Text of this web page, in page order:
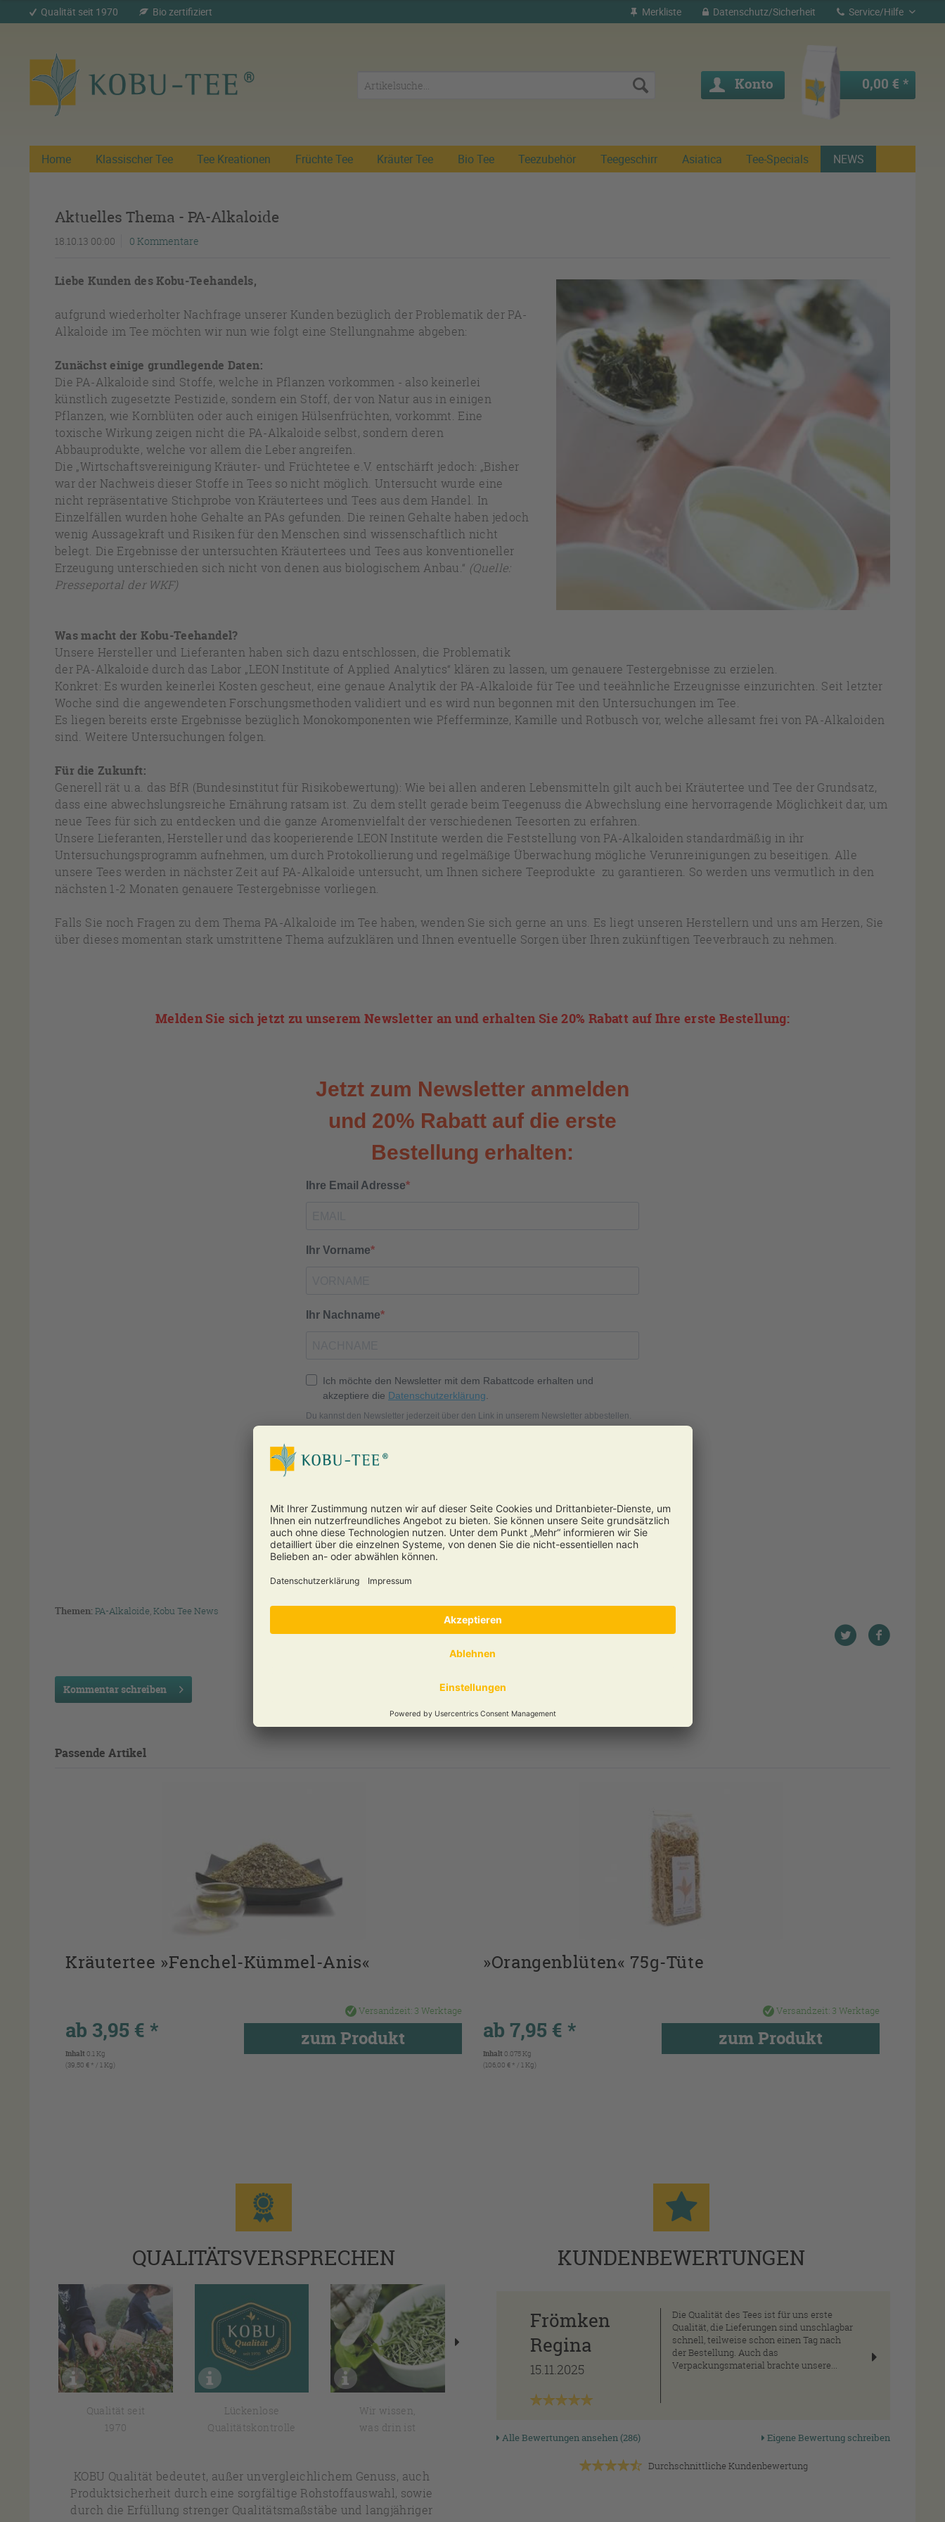
Qualität seit 1970 Bio zertifiziert Merkliste Datenschutz/Sicherheit Service/Hilfe
Konto 0,00 € *
Home Klassischer Tee Tee Kreationen Früchte Tee Kräuter Tee Bio Tee Teezubehör Teegeschirr Asiatica Tee-Specials NEWS
Aktuelles Thema - PA-Alkaloide
18.10.13 00:00 0 Kommentare
Liebe Kunden des Kobu-Teehandels,
aufgrund wiederholter Nachfrage unserer Kunden bezüglich der Problematik der PA-
Alkaloide im Tee möchten wir nun wie folgt eine Stellungnahme abgeben:
Zunächst einige grundlegende Daten:
Die PA-Alkaloide sind Stoffe, welche in Pflanzen vorkommen - also keinerlei
künstlich zugesetzte Pestizide, sondern ein Stoff, der von Natur aus in einigen
Pflanzen, wie Kornblüten oder auch einigen Hülsenfrüchten, vorkommt. Eine
toxische Wirkung zeigen nicht die PA-Alkaloide selbst, sondern deren
Abbauprodukte, welche vor allem die Leber angreifen.
Die „Wirtschaftsvereinigung Kräuter- und Früchtetee e.V. entschärft jedoch: „Bisher
war der Nachweis dieser Stoffe in Tees so nicht möglich. Untersucht wurde eine
nicht repräsentative Stichprobe von Kräutertees und Tees aus dem Handel. In
Einzelfällen wurden hohe Gehalte an PAs gefunden. Die reinen Gehalte haben jedoch
wenig Aussagekraft und Risiken für den Menschen sind wissenschaftlich nicht
belegt. Die Ergebnisse der untersuchten Kräutertees und Tees aus konventioneller
Erzeugung unterschieden sich nicht von denen aus biologischem Anbau.“ (Quelle:
Presseportal der WKF)
Was macht der Kobu-Teehandel?
Unsere Hersteller und Lieferanten haben sich dazu entschlossen, die Problematik
der PA-Alkaloide durch das Labor „LEON Institute of Applied Analytics“ klären zu lassen, um genauere Testergebnisse zu erzielen.
Konkret: Es wurden keinerlei Kosten gescheut, eine genaue Analytik der PA-Alkaloide für Tee und teeähnliche Erzeugnisse einzurichten. Seit letzter
Woche sind die angewendeten Forschungsmethoden validiert und es wird nun begonnen mit den Untersuchungen im Tee.
Es liegen bereits erste Ergebnisse bezüglich Monokomponenten wie Pfefferminze, Kamille und Rotbusch vor, welche allesamt frei von PA-Alkaloiden
sind. Weitere Untersuchungen folgen.
Für die Zukunft:
Generell rät u.a. das BfR (Bundesinstitut für Risikobewertung): Wie bei allen anderen Lebensmitteln gilt auch bei Kräutertee und Tee der Grundsatz,
dass eine abwechslungsreiche Ernährung ratsam ist. Zu dem stellt gerade beim Teegenuss die Abwechslung eine hervorragende Möglichkeit dar, um
neue Tees für sich zu entdecken und die ganze Aromenvielfalt der verschiedenen Teesorten zu erfahren.
Unsere Lieferanten, Hersteller und das kooperierende LEON Institute werden die Feststellung von PA-Alkaloiden standardmäßig in ihr
Untersuchungsprogramm aufnehmen, um durch Protokollierung und regelmäßige Überwachung mögliche Verunreinigungen zu beseitigen. Alle
unsere Tees werden in nächster Zeit auf PA-Alkaloide untersucht, um Ihnen sichere Teeprodukte zu garantieren. So werden uns vermutlich in den
nächsten 1-2 Monaten genauere Testergebnisse vorliegen.
Falls Sie noch Fragen zu dem Thema PA-Alkaloide im Tee haben, wenden Sie sich gerne an uns. Es liegt unseren Herstellern und uns am Herzen, Sie
über dieses momentan stark umstrittene Thema aufzuklären und Ihnen eventuelle Sorgen über Ihren zukünftigen Teeverbrauch zu nehmen.
Melden Sie sich jetzt zu unserem Newsletter an und erhalten Sie 20% Rabatt auf Ihre erste Bestellung:
Themen: PA-Alkaloide,Kobu Tee News
Kommentar schreiben
Passende Artikel
Kräutertee »Fenchel-Kümmel-Anis«
Versandzeit: 3 Werktage
ab 3,95 € *
Inhalt 0.1 Kg
(39,50 € * / 1 Kg)
zum Produkt
»Orangenblüten« 75g-Tüte
Versandzeit: 3 Werktage
ab 7,95 € *
Inhalt 0.075 Kg
(106,00 € * / 1 Kg)
zum Produkt
QUALITÄTSVERSPRECHEN
Qualität seit
1970
Lückenlose
Qualitätskontrolle
Wir wissen,
was drin ist
KOBU Qualität bedeutet, außer unvergleichlichem Genuss, auch
Produktsicherheit durch eine sorgfältige Rohstoffauswahl, sowie
durch die Erfüllung strenger Qualitätsmaßstäbe und langjähriger
KUNDENBEWERTUNGEN
Frömken
Regina
15.11.2025
Die Qualität des Tees ist für uns erste
Qualität, die Lieferungen sind unschlagbar
schnell, teilweise schon einen Tag nach
der Bestellung. Auch das
Verpackungsmaterial brachte unsere...
Alle Bewertungen ansehen (286) Eigene Bewertung schreiben
Durchschnittliche Kundenbewertung